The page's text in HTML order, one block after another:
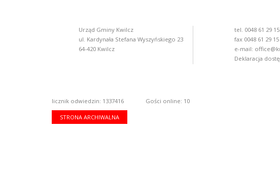
Urząd Gminy Kwilcz
ul. Kardynała Stefana Wyszyńskiego 23
64-420 Kwilcz
tel. 0048 61 29
fax 0048 61 29
e-mail:
Deklaracja
licznik odwiedzin: 1337416 Gości online: 10
STRONA ARCHIWALNA